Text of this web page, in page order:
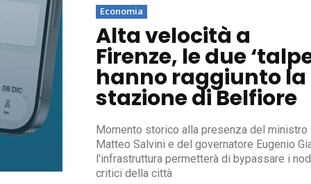
Economia
Alta velocità a
Firenze, le due
hanno raggiunto la
stazione di Belfiore
Momento storico alla presenza del ministro
Matteo Salvini e del governatore Eugenio
l'infrastruttura permetterà di bypassare i
critici della città